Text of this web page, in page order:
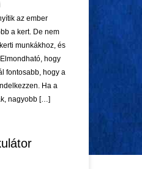
az ember
a kert. De nem
munkákhoz, és
hogy
fontosabb, hogy a
Ha a
nagyobb […]